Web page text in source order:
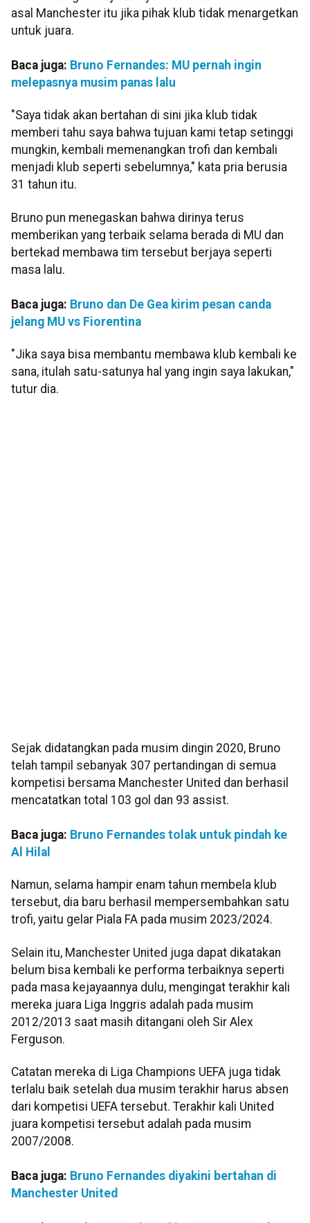
asal Manchester itu jika pihak klub tidak menargetkan
untuk juara.
Baca juga: Bruno Fernandes: MU pernah ingin
melepasnya musim panas lalu
"Saya tidak akan bertahan di sini jika klub tidak
memberi tahu saya bahwa tujuan kami tetap setinggi
mungkin, kembali memenangkan trofi dan kembali
menjadi klub seperti sebelumnya," kata pria berusia
31 tahun itu.
Bruno pun menegaskan bahwa dirinya terus
memberikan yang terbaik selama berada di MU dan
bertekad membawa tim tersebut berjaya seperti
masa lalu.
Baca juga: Bruno dan De Gea kirim pesan canda
jelang MU vs Fiorentina
"Jika saya bisa membantu membawa klub kembali ke
sana, itulah satu-satunya hal yang ingin saya lakukan,"
tutur dia.
Sejak didatangkan pada musim dingin 2020, Bruno
telah tampil sebanyak 307 pertandingan di semua
kompetisi bersama Manchester United dan berhasil
mencatatkan total 103 gol dan 93 assist.
Baca juga: Bruno Fernandes tolak untuk pindah ke
Al Hilal
Namun, selama hampir enam tahun membela klub
tersebut, dia baru berhasil mempersembahkan satu
trofi, yaitu gelar Piala FA pada musim 2023/2024.
Selain itu, Manchester United juga dapat dikatakan
belum bisa kembali ke performa terbaiknya seperti
pada masa kejayaannya dulu, mengingat terakhir kali
mereka juara Liga Inggris adalah pada musim
2012/2013 saat masih ditangani oleh Sir Alex
Ferguson.
Catatan mereka di Liga Champions UEFA juga tidak
terlalu baik setelah dua musim terakhir harus absen
dari kompetisi UEFA tersebut. Terakhir kali United
juara kompetisi tersebut adalah pada musim
2007/2008.
Baca juga: Bruno Fernandes diyakini bertahan di
Manchester United